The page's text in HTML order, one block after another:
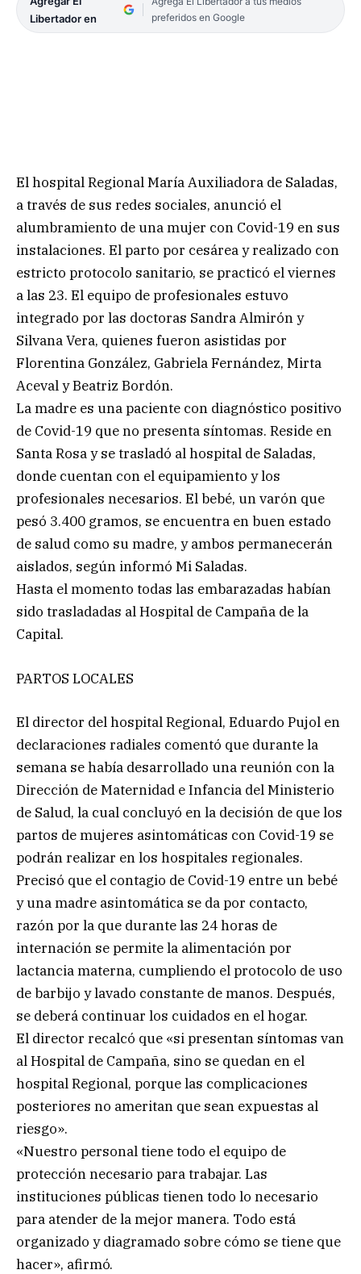
Libertador en
preferidos en Google
El hospital Regional María Auxiliadora de Saladas,
a través de sus redes sociales, anunció el
alumbramiento de una mujer con Covid-19 en sus
instalaciones. El parto por cesárea y realizado con
estricto protocolo sanitario, se practicó el viernes
a las 23. El equipo de profesionales estuvo
integrado por las doctoras Sandra Almirón y
Silvana Vera, quienes fueron asistidas por
Florentina González, Gabriela Fernández, Mirta
Aceval y Beatriz Bordón.
La madre es una paciente con diagnóstico positivo
de Covid-19 que no presenta síntomas. Reside en
Santa Rosa y se trasladó al hospital de Saladas,
donde cuentan con el equipamiento y los
profesionales necesarios. El bebé, un varón que
pesó 3.400 gramos, se encuentra en buen estado
de salud como su madre, y ambos permanecerán
aislados, según informó Mi Saladas.
Hasta el momento todas las embarazadas habían
sido trasladadas al Hospital de Campaña de la
Capital.
PARTOS LOCALES
El director del hospital Regional, Eduardo Pujol en
declaraciones radiales comentó que durante la
semana se había desarrollado una reunión con la
Dirección de Maternidad e Infancia del Ministerio
de Salud, la cual concluyó en la decisión de que los
partos de mujeres asintomáticas con Covid-19 se
podrán realizar en los hospitales regionales.
Precisó que el contagio de Covid-19 entre un bebé
y una madre asintomática se da por contacto,
razón por la que durante las 24 horas de
internación se permite la alimentación por
lactancia materna, cumpliendo el protocolo de uso
de barbijo y lavado constante de manos. Después,
se deberá continuar los cuidados en el hogar.
El director recalcó que «si presentan síntomas van
al Hospital de Campaña, sino se quedan en el
hospital Regional, porque las complicaciones
posteriores no ameritan que sean expuestas al
riesgo».
«Nuestro personal tiene todo el equipo de
protección necesario para trabajar. Las
instituciones públicas tienen todo lo necesario
para atender de la mejor manera. Todo está
organizado y diagramado sobre cómo se tiene que
hacer», afirmó.